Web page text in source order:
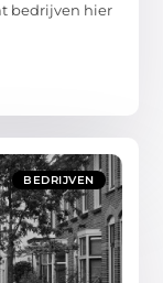
bedrijven hier
BEDRIJVEN